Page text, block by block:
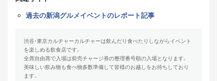
過去の新潟グルメイベントのレポート記事
渋谷・東京カルチャーカルチャーは飲んだり食べたりしながらイベント
を楽しめる飲食店です。
全席自由席で入場は前売チャージ券の整理番号順の入場となります。
美味しい飲み物も食べ物多数準備して皆様のお越しをお待ちしており
ます。